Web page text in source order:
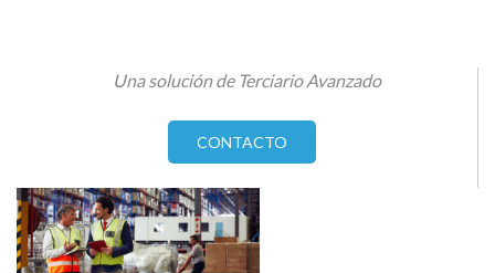
Una solución de Terciario Avanzado
CONTACTO